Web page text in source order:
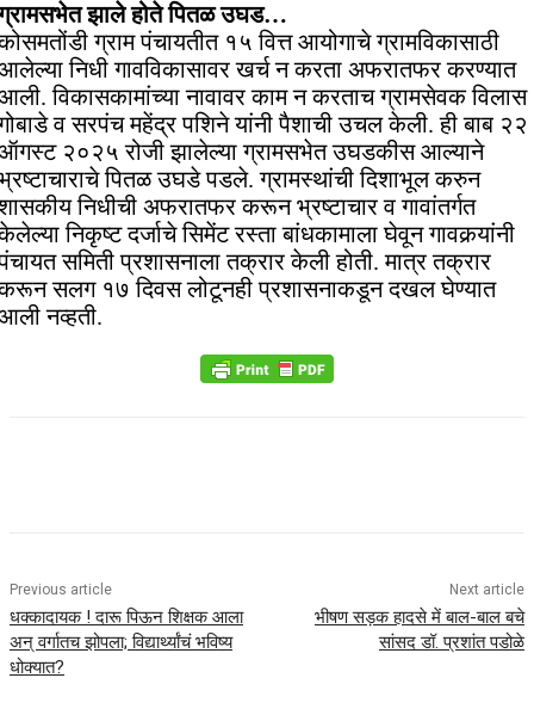
झाले होते पितळ उघड…
ग्राम पंचायतीत १५ वित्त आयोगाचे ग्रामविकासाठी
निधी गावविकासावर खर्च न करता अफरातफर करण्यात
विकासकामांच्या नावावर काम न करताच ग्रामसेवक विलास
व सरपंच महेंद्र पशिने यांनी पैशाची उचल केली. ही बाब २२
२०२५ रोजी झालेल्या ग्रामसभेत उघडकीस आल्याने
पितळ उघडे पडले. ग्रामस्थांची दिशाभूल करुन
निधीची अफरातफर करून भ्रष्टाचार व गावांतर्गत
निकृष्ट दर्जाचे सिमेंट रस्ता बांधकामाला घेवून गावकर्‍यांनी
समिती प्रशासनाला तक्रार केली होती. मात्र तक्रार
सलग १७ दिवस लोटूनही प्रशासनाकडून दखल घेण्यात
नव्हती.
Previous article
धक्कादायक ! दारू पिऊन शिक्षक आला
अन् वर्गातच झोपला; विद्यार्थ्यांचं भविष्य
धोक्यात?
Next article
भीषण सड़क हादसे में बाल-बाल बचे
सांसद डॉ. प्रशांत पडोळे